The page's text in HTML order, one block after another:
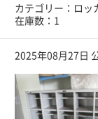
カテゴリー：ロッ
在庫数：1
2025年08月27日